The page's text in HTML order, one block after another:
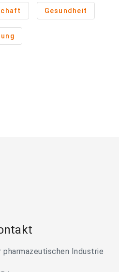
Gesundheit
pharmazeutischen Industrie